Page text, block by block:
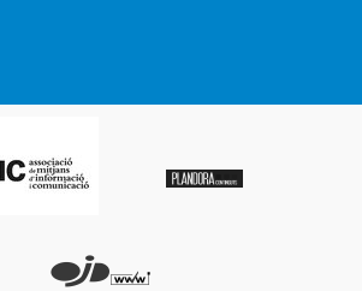
4t estudi de l'Observatori de
Vulnerabilitat de la Creu Roja